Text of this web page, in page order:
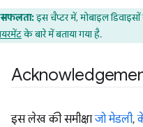
सफलता:इस चैप्टर में, मोबाइल
के बारे में बताया गया है.
इस लेख की समीक्षाजो मेडली,